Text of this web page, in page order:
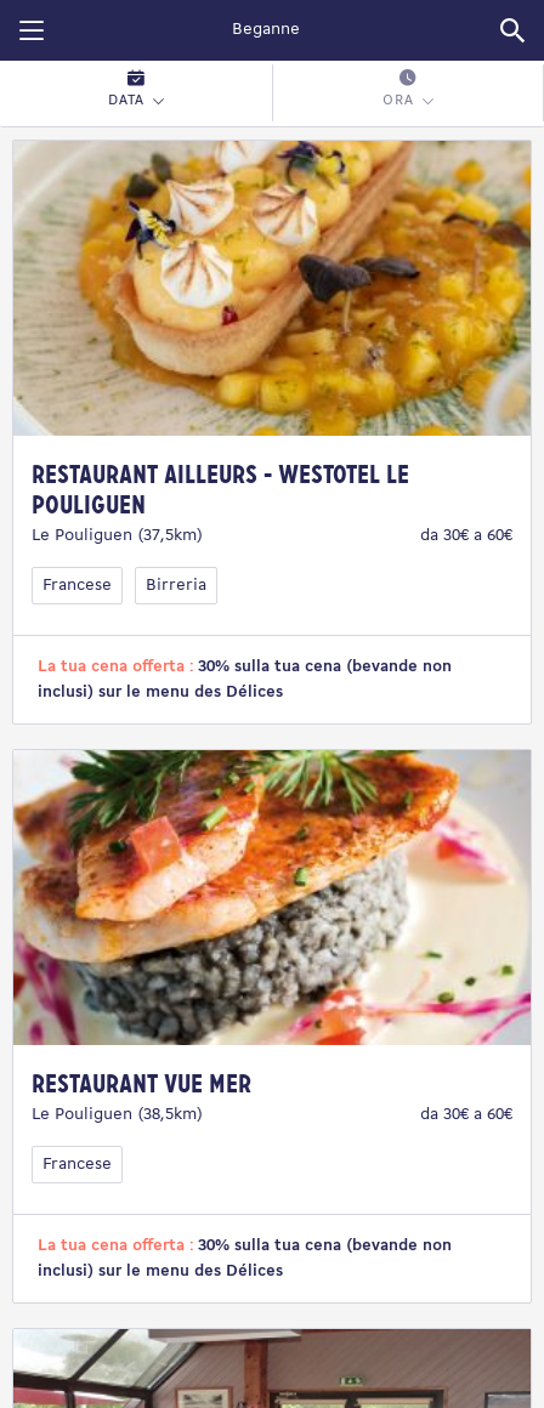
Restopolitan
DATA ORA
RESTAURANT AILLEURS - WESTOTEL LE
POULIGUEN
Le Pouliguen (37,5km) da 30€ a 60€
Francese Birreria
La tua cena offerta : 30% sulla tua cena (bevande non
inclusi) sur le menu des Délices
Restaurant Vue Mer
Le Pouliguen (38,5km) da 30€ a 60€
Francese
La tua cena offerta : 30% sulla tua cena (bevande non
inclusi) sur le menu des Délices